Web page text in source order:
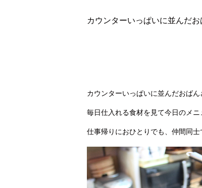
カウンターいっぱいに並んだ
カウンターいっぱいに並んだおば
毎日仕入れる食材を見て今日のメ
仕事帰りにおひとりでも、仲間同